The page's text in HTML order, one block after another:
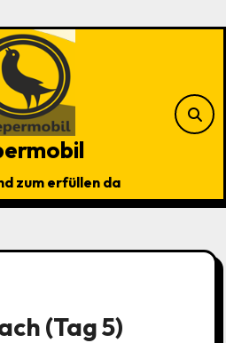
zum erfüllen da
(Tag 5)